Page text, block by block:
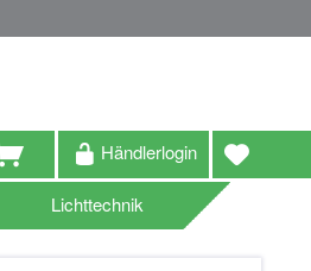
Händlerlogin
Lichttechnik